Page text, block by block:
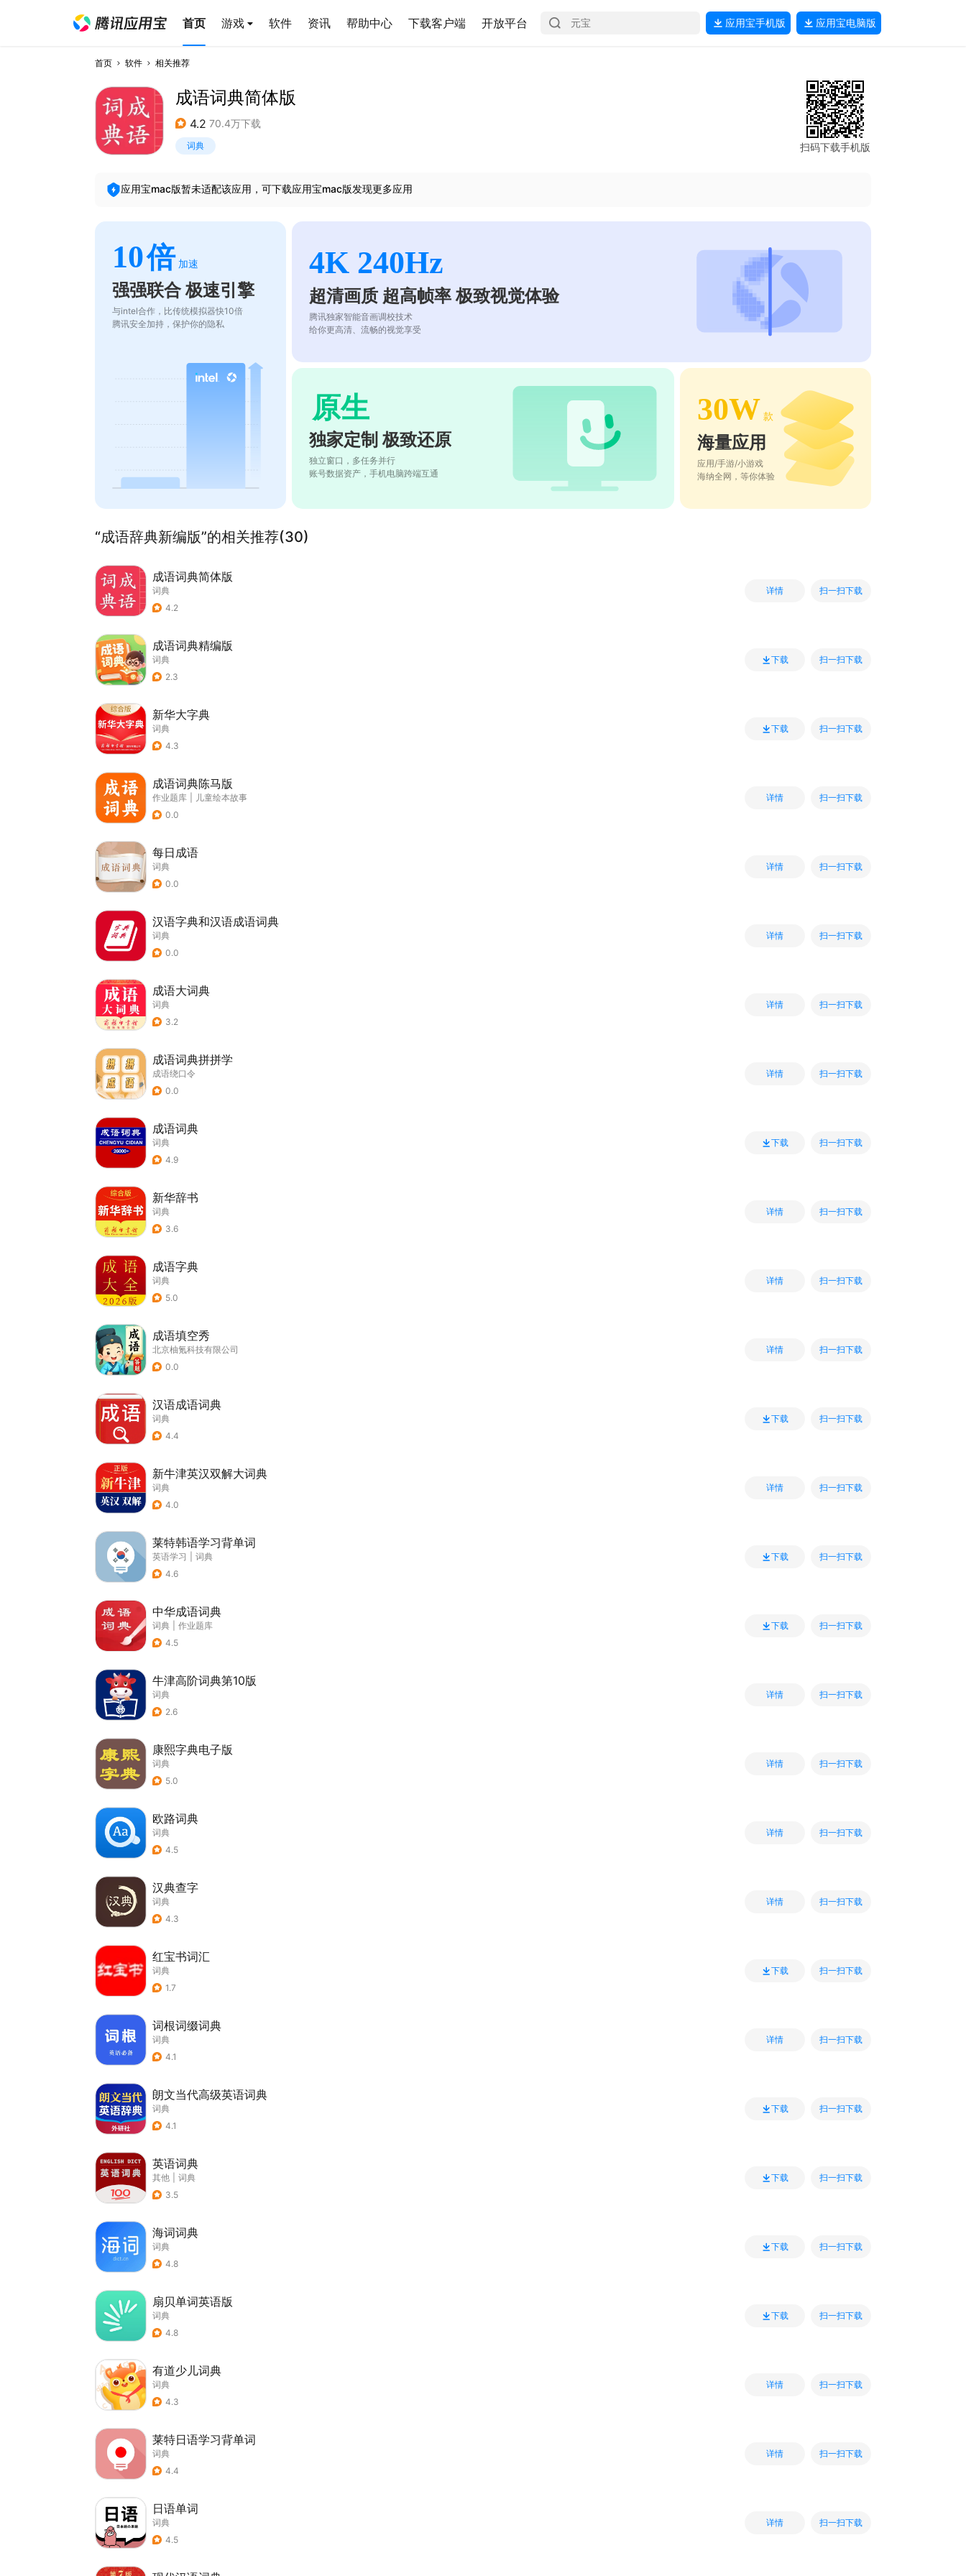
首页 游戏 软件 资讯 帮助中心 下载客户端 开放平台 应用宝手机版 应用宝电脑版
首页 软件 相关推荐
成语词典简体版
4.2 70.4万下载
词典 扫码下载手机版
应用宝mac版暂未适配该应用，可下载应用宝mac版发现更多应用
10倍 加速
强强联合 极速引擎
与intel合作，比传统模拟器快10倍
腾讯安全加持，保护你的隐私
4K 240Hz
超清画质 超高帧率 极致视觉体验
腾讯独家智能音画调校技术
给你更高清、流畅的视觉享受
原生
独家定制 极致还原
独立窗口，多任务并行
账号数据资产，手机电脑跨端互通
30W 款
海量应用
应用/手游/小游戏
海纳全网，等你体验
“成语辞典新编版”的相关推荐(30)
成语词典简体版
词典
4.2
详情 扫一扫下载
成语词典精编版
词典
2.3
下载 扫一扫下载
新华大字典
词典
4.3
下载 扫一扫下载
成语词典陈马版
作业题库
儿童绘本故事
0.0
详情 扫一扫下载
每日成语
词典
0.0
详情 扫一扫下载
汉语字典和汉语成语词典
词典
0.0
详情 扫一扫下载
成语大词典
词典
3.2
详情 扫一扫下载
成语词典拼拼学
成语绕口令
0.0
详情 扫一扫下载
成语词典
词典
4.9
下载 扫一扫下载
新华辞书
词典
3.6
详情 扫一扫下载
成语字典
词典
5.0
详情 扫一扫下载
成语填空秀
北京柚氪科技有限公司
0.0
详情 扫一扫下载
汉语成语词典
词典
4.4
下载 扫一扫下载
新牛津英汉双解大词典
词典
4.0
详情 扫一扫下载
莱特韩语学习背单词
英语学习
词典
4.6
下载 扫一扫下载
中华成语词典
词典
作业题库
4.5
下载 扫一扫下载
牛津高阶词典第10版
词典
2.6
详情 扫一扫下载
康熙字典电子版
词典
5.0
详情 扫一扫下载
欧路词典
词典
4.5
详情 扫一扫下载
汉典查字
词典
4.3
详情 扫一扫下载
红宝书词汇
词典
1.7
下载 扫一扫下载
词根词缀词典
词典
4.1
详情 扫一扫下载
朗文当代高级英语词典
词典
4.1
下载 扫一扫下载
英语词典
其他
词典
3.5
下载 扫一扫下载
海词词典
词典
4.8
下载 扫一扫下载
扇贝单词英语版
词典
4.8
下载 扫一扫下载
有道少儿词典
词典
4.3
详情 扫一扫下载
莱特日语学习背单词
词典
4.4
详情 扫一扫下载
日语单词
词典
4.5
详情 扫一扫下载